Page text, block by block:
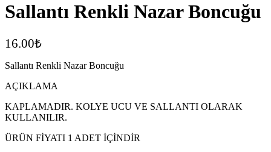
Sallantı Renkli Nazar Boncuğu
16.00₺
Sallantı Renkli Nazar Boncuğu
AÇIKLAMA
KAPLAMADIR. KOLYE UCU VE SALLANTI OLARAK
KULLANILIR.
ÜRÜN FİYATI 1 ADET İÇİNDİR